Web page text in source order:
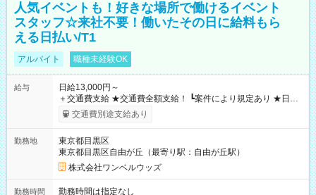
人気イベントも！好きな場所で働けるイベント
スタッフ☆来社不要！働いたその日に給料もら
える日払い/T1
アルバイト 職種未経験OK
給与
日給13,000円～
＋交通費支給 ★交通費全額支給！ ┗案件により規定あり ★日払
いOK！（規定あり） ┗働いたその日に現金GET♪ お仕事後はコ
ンビニATMから 日払い分を引き落とせます！ 【試用期間】試
交通費別途支給あり
勤務地
東京都目黒区
東京都目黒区自由が丘（最寄り駅：自由が丘駅）
株式会社ワンベルウッズ
勤務時間
勤務時間は指定なし